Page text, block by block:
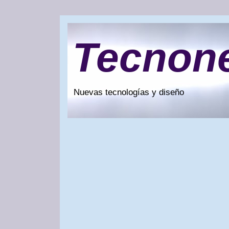
Nuevas tecnologías y diseño